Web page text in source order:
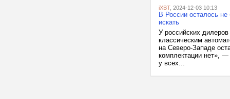
iXBT, 2024-12-03 10:13
В России осталось
искать
У российских
классическим
на Северо-Западе
комплектации нет», —
у всех...